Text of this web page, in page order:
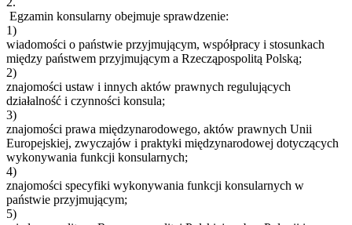
Egzamin konsularny obejmuje sprawdzenie:
1)
wiadomości o państwie przyjmującym, współpracy i stosunkach
między państwem przyjmującym a Rzecząpospolitą Polską;
2)
znajomości ustaw i innych aktów prawnych regulujących
działalność i czynności konsula;
3)
znajomości prawa międzynarodowego, aktów prawnych Unii
Europejskiej, zwyczajów i praktyki międzynarodowej dotyczących
wykonywania funkcji konsularnych;
4)
znajomości specyfiki wykonywania funkcji konsularnych w
państwie przyjmującym;
5)